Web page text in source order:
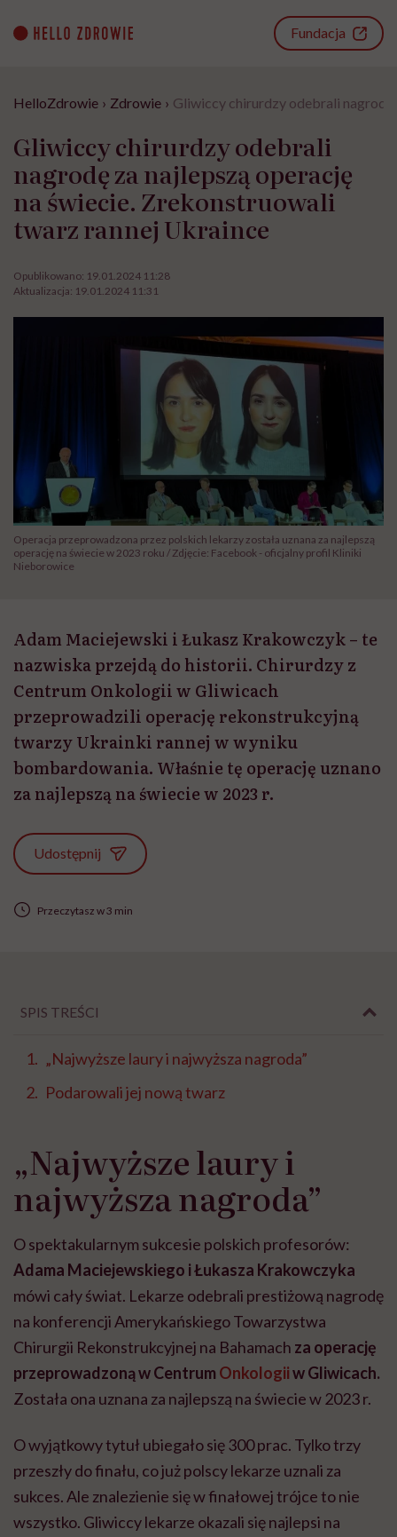
content
Fundacja
HelloZdrowie › Zdrowie › Gliwiccy chirurdzy odebrali
Gliwiccy chirurdzy odebrali
nagrodę za najlepszą operację
na świecie. Zrekonstruowali
twarz rannej Ukraince
Opublikowano: 19.01.2024 11:28
Aktualizacja: 19.01.2024 11:31
Operacja przeprowadzona przez polskich lekarzy została uznana za najlepszą
operację na świecie w 2023 roku / Zdjęcie: Facebook - oficjalny profil Kliniki
Nieborowice
Adam Maciejewski i Łukasz Krakowczyk – te
nazwiska przejdą do historii. Chirurdzy z
Centrum Onkologii w Gliwicach
przeprowadzili operację rekonstrukcyjną
twarzy Ukrainki rannej w wyniku
bombardowania. Właśnie tę operację uznano
za najlepszą na świecie w 2023 r.
Udostępnij
Przeczytasz w 3 min
SPIS TREŚCI
„Najwyższe laury i najwyższa nagroda”
Podarowali jej nową twarz
„Najwyższe laury i
najwyższa nagroda”
O spektakularnym sukcesie polskich profesorów:
Adama Maciejewskiego i Łukasza Krakowczyka
mówi cały świat. Lekarze odebrali prestiżową nagrodę
na konferencji Amerykańskiego Towarzystwa
Chirurgii Rekonstrukcyjnej na Bahamach za operację
przeprowadzoną w Centrum Onkologiiw Gliwicach.
Została ona uznana za najlepszą na świecie w 2023 r.
O wyjątkowy tytuł ubiegało się 300 prac. Tylko trzy
przeszły do finału, co już polscy lekarze uznali za
sukces. Ale znalezienie się w finałowej trójce to nie
wszystko. Gliwiccy lekarze okazali się najlepsi na